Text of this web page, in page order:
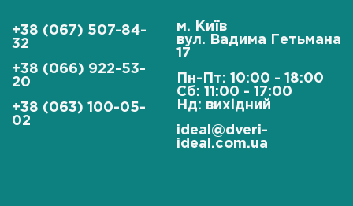
+38 (067) 507-84-
32
+38 (066) 922-53-
20
+38 (063) 100-05-
02
м. Київ
вул. Вадима Гетьмана
17
Пн-Пт: 10:00 - 18:00
Сб: 11:00 - 17:00
Нд: вихідний
ideal@dveri-
ideal.com.ua